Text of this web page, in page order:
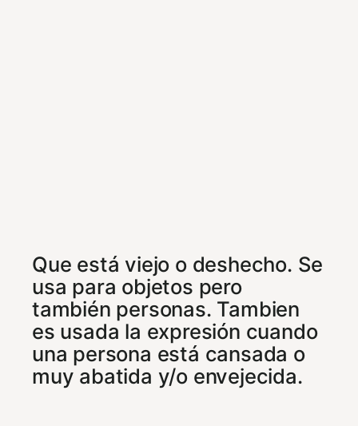
Que está viejo o deshecho. Se
usa para objetos pero
también personas. Tambien
es usada la expresión cuando
una persona está cansada o
muy abatida y/o envejecida.